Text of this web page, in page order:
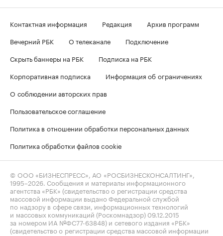
Контактная информация Редакция
Архив программ
Вечерний РБК
О телеканале
Подключение
Скрыть баннеры на РБК
Подписка на РБК
Корпоративная подписка
Информация об ограничениях
О соблюдении авторских прав
Пользовательское соглашение
Политика в отношении обработки персональных данных
Политика обработки файлов cookie
© ООО «БИЗНЕСПРЕСС», АО «РОСБИЗНЕСКОНСАЛТИНГ»,
1995–2026. Сообщения и материалы информационного
агентства «РБК» (свидетельство о регистрации средства
массовой информации выдано Федеральной службой
по надзору в сфере связи, информационных технологий
и массовых коммуникаций (Роскомнадзор) 09.12.2015
за номером ИА №ФС77-63848) и сетевого издания «РБК»
(свидетельство о регистрации средства массовой информации